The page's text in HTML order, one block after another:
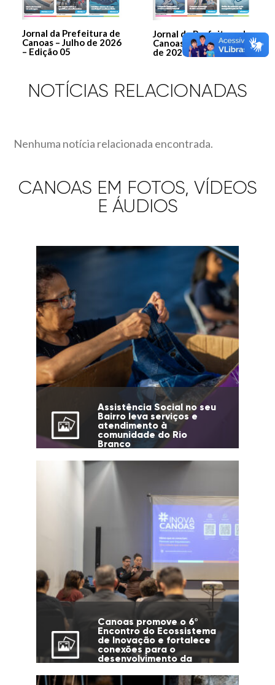
Jornal da Prefeitura de
Canoas – Julho de 2026
– Edição 05
Jornal da Prefeitura de
Canoas – Edição março
de 2026
NOTÍCIAS RELACIONADAS
Nenhuma notícia relacionada encontrada.
CANOAS EM FOTOS, VÍDEOS
E ÁUDIOS
Assistência Social no seu
Bairro leva serviços e
atendimento à
comunidade do Rio
Branco
Canoas promove o 6º
Encontro do Ecossistema
de Inovação e fortalece
conexões para o
desenvolvimento da